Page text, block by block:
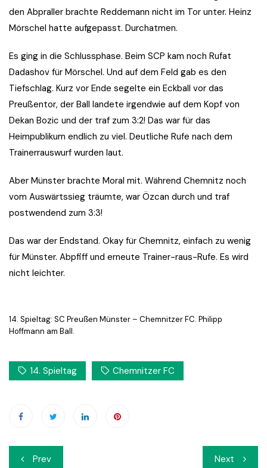
den Abpraller brachte Reddemann nicht im Tor unter. Heinz
Mörschel hatte aufgepasst. Durchatmen.
Es ging in die Schlussphase. Beim SCP kam noch Rufat
Dadashov für Mörschel. Und auf dem Feld gab es den
Tiefschlag. Kurz vor Ende segelte ein Eckball vor das
Preußentor, der Ball landete irgendwie auf dem Kopf von
Dekan Bozic und der traf zum 3:2! Das war für das
Heimpublikum endlich zu viel. Deutliche Rufe nach dem
Trainerrauswurf wurden laut.
Aber Münster brachte Moral mit. Während Chemnitz noch
vom Auswärtssieg träumte, war Özcan durch und traf
postwendend zum 3:3!
Das war der Endstand. Okay für Chemnitz, einfach zu wenig
für Münster. Abpfiff und erneute Trainer-raus-Rufe. Es wird
nicht leichter.
14. Spieltag: SC Preußen Münster – Chemnitzer FC. Philipp
Hoffmann am Ball.
14. Spieltag Chemnitzer FC
Beitrags-
Prev Next